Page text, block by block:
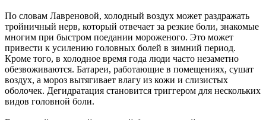
По словам Лавреновой, холодный воздух может раздражать
тройничный нерв, который отвечает за резкие боли, знакомые
многим при быстром поедании мороженого. Это может
привести к усилению головных болей в зимний период.
Кроме того, в холодное время года люди часто незаметно
обезвоживаются. Батареи, работающие в помещениях, сушат
воздух, а мороз вытягивает влагу из кожи и слизистых
оболочек. Дегидратация становится триггером для нескольких
видов головной боли.